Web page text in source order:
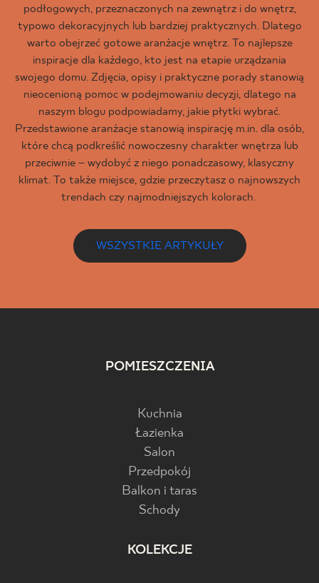
podłogowych, przeznaczonych na zewnątrz i do wnętrz,
typowo dekoracyjnych lub bardziej praktycznych. Dlatego
warto obejrzeć gotowe aranżacje wnętrz. To najlepsze
inspiracje dla każdego, kto jest na etapie urządzania
swojego domu. Zdjęcia, opisy i praktyczne porady stanowią
nieocenioną pomoc w podejmowaniu decyzji, dlatego na
naszym blogu podpowiadamy, jakie płytki wybrać.
Przedstawione aranżacje stanowią inspirację m.in. dla osób,
które chcą podkreślić nowoczesny charakter wnętrza lub
przeciwnie – wydobyć z niego ponadczasowy, klasyczny
klimat. To także miejsce, gdzie przeczytasz o najnowszych
trendach czy najmodniejszych kolorach.
WSZYSTKIE ARTYKUŁY
POMIESZCZENIA
Kuchnia
Łazienka
Salon
Przedpokój
Balkon i taras
Schody
KOLEKCJE